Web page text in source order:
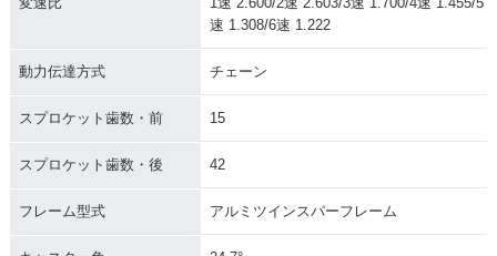
速 1.308/6速 1.222
動力伝達方式 チェーン
スプロケット歯数・前 15
スプロケット歯数・後 42
フレーム型式 アルミツインスパーフレーム